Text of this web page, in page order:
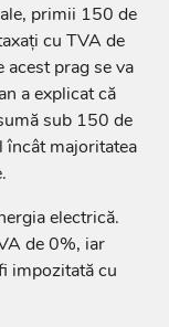
primii 150 de
cu TVA de
prag se va
a explicat că
sub 150 de
încât majoritatea
electrică.
de 0%, iar
impozitată cu